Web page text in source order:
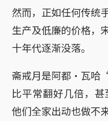
然而，正如任何传统
生产及低廉的价格，
十年代逐渐没落。
斋戒月是阿都·瓦哈
比平常翻好几倍，甚
他们全家出动也做不